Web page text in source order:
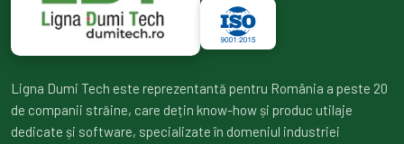
Ligna Dumi Tech este reprezentantă pentru România a peste 20
de companii străine, care dețin know-how și produc utilaje
dedicate și software, specializate în domeniul industriei